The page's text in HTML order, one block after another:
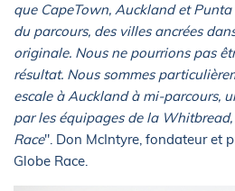
que CapeTown, Auckland et
du parcours, des villes ancrées
originale. Nous ne pourrions pas
résultat. Nous sommes
escale à Auckland à mi-parcours,
par les équipages de la
Race". Don McIntyre, fondateur et
Globe Race.